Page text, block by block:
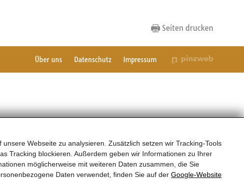
Webseite zu analysieren. Zusätzlich setzen wir Tracking-Tools
Tracking blockieren. Außerdem geben wir Informationen zu Ihrer
möglicherweise mit weiteren Daten zusammen, die Sie
Daten verwendet, finden Sie auf derGoogle‑Website
Seiten drucken
Über uns Datenschutz Impressum